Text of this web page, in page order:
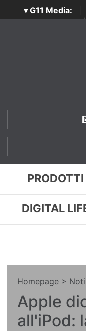
▾ G11 Media:
SecurityOpenLab
PRODOTTI
DIGITAL
Homepage >
Apple
all'iPod: